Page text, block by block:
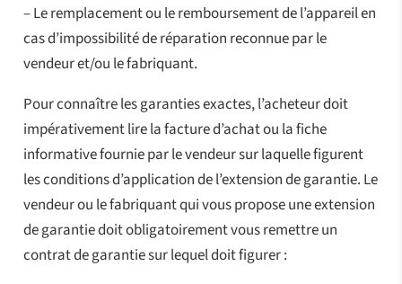
– Le remplacement ou le remboursement de l’appareil en
cas d’impossibilité de réparation reconnue par le
vendeur et/ou le fabriquant.
Pour connaître les garanties exactes, l’acheteur doit
impérativement lire la facture d’achat ou la fiche
informative fournie par le vendeur sur laquelle figurent
les conditions d’application de l’extension de garantie. Le
vendeur ou le fabriquant qui vous propose une extension
de garantie doit obligatoirement vous remettre un
contrat de garantie sur lequel doit figurer :